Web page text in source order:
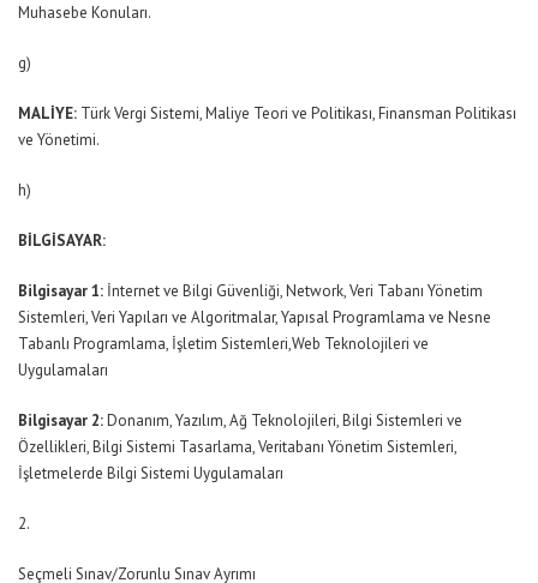
Muhasebe Konuları.
g)
MALİYE: Türk Vergi Sistemi, Maliye Teori ve Politikası, Finansman Politikası
ve Yönetimi.
h)
BİLGİSAYAR:
Bilgisayar 1: İnternet ve Bilgi Güvenliği, Network, Veri Tabanı Yönetim
Sistemleri, Veri Yapıları ve Algoritmalar, Yapısal Programlama ve Nesne
Tabanlı Programlama, İşletim Sistemleri,Web Teknolojileri ve
Uygulamaları
Bilgisayar 2:Donanım, Yazılım, Ağ Teknolojileri, Bilgi Sistemleri ve
Özellikleri, Bilgi Sistemi Tasarlama, Veritabanı Yönetim Sistemleri,
İşletmelerde Bilgi Sistemi Uygulamaları
2.
Seçmeli Sınav/Zorunlu Sınav Ayrımı